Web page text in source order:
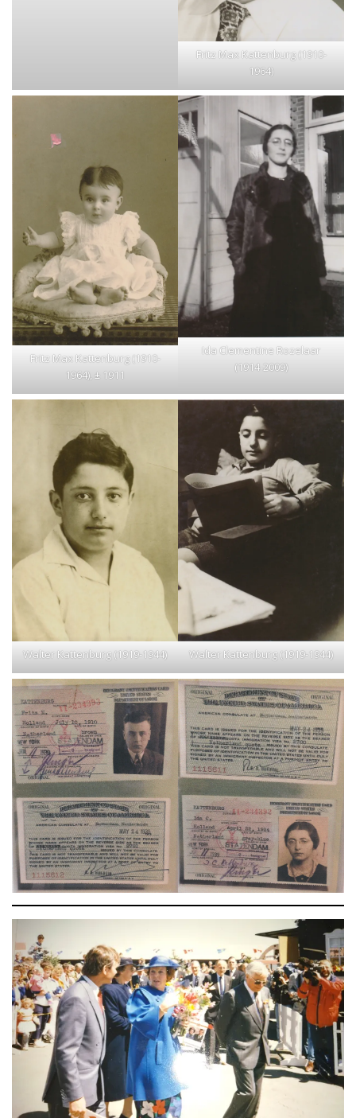
Fritz Max Kattenburg (1910-
1964)
Fritz Max Kattenburg (1910-
1964), ± 1911
Ida Clementine Rozelaar
(1914-2009)
Walter Kattenburg (1919-1944) Walter Kattenburg (1919-1944)